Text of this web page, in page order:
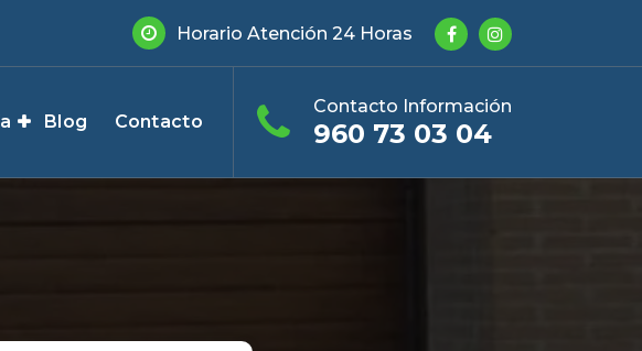
Horario Atención 24 Horas
Blog Contacto
Contacto Información
960 73 03 04